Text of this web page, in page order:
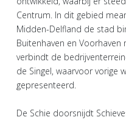
Centrum. In dit gebied
Midden-Delfland de stad
Buitenhaven en Voorhaven
verbindt de
de Singel, waarvoor vorige
gepresenteerd.
De Schie doorsnijdt